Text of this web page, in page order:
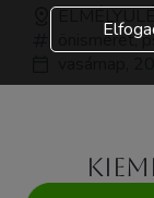
ELMÉLYÜLÉS
önismeret,